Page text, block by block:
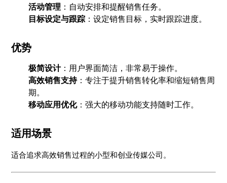
活动管理 ：自动安排和提醒销售任务。
目标设定与跟踪 ：设定销售目标，实时跟踪进度。
优势
极简设计：用户界面简洁，非常易于操作。
高效销售支持：专注于提升销售转化率和缩短销售周
期。
移动应用优化：强大的移动功能支持随时工作。
适用场景
适合追求高效销售过程的小型和创业传媒公司。